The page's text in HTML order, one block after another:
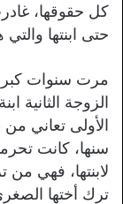
كل حقوقها،
حتى ابنتها
مرت سنوات كبرت
الزوجة الثانية
الأولى تعاني
سنها، كانت
لابنتها، فهي من
ترك أختها